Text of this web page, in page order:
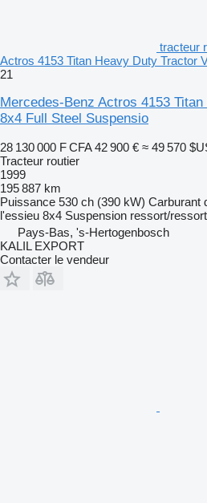
tracteur
Actros 4153 Titan Heavy Duty Tractor
21
Mercedes-Benz Actros 4153
8x4 Full Steel Suspensio
28 130 000 F CFA 42 900 € ≈ 49 570
Tracteur routier
1999
195 887 km
Puissance 530 ch (390 kW) Carburant
l'essieu 8x4 Suspension ressort/ressort
Pays-Bas, 's-Hertogenbosch
KALIL EXPORT
Contacter le vendeur